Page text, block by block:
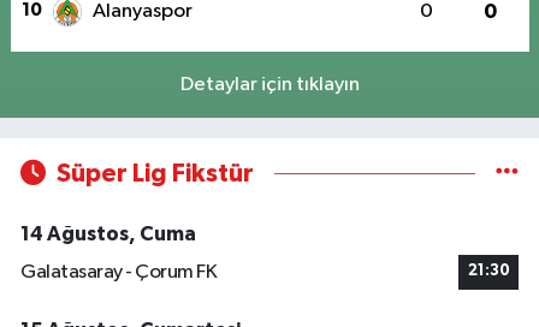
10 Alanyaspor 0 0
Detaylar için tıklayın
Süper Lig Fikstür
14 Ağustos, Cuma
Galatasaray - Çorum FK
21:30